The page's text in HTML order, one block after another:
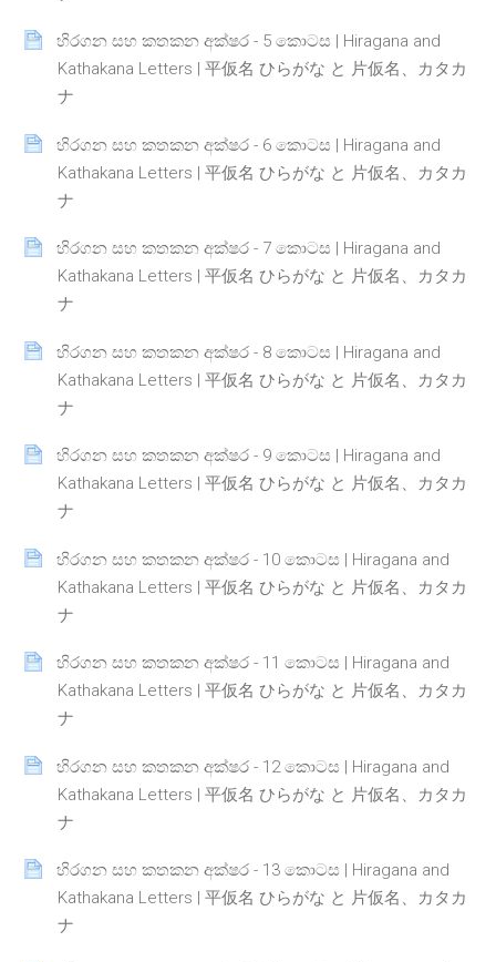
හිරගන සහ කතකන අක්ෂර - 5 කොටස | Hiragana and
Kathakana Letters | 平仮名 ひらがな と 片仮名、カタカ
ナ
Page
හිරගන සහ කතකන අක්ෂර - 6 කොටස | Hiragana and
Kathakana Letters | 平仮名 ひらがな と 片仮名、カタカ
ナ
Page
හිරගන සහ කතකන අක්ෂර - 7 කොටස | Hiragana and
Kathakana Letters | 平仮名 ひらがな と 片仮名、カタカ
ナ
Page
හිරගන සහ කතකන අක්ෂර - 8 කොටස | Hiragana and
Kathakana Letters | 平仮名 ひらがな と 片仮名、カタカ
ナ
Page
හිරගන සහ කතකන අක්ෂර - 9 කොටස | Hiragana and
Kathakana Letters | 平仮名 ひらがな と 片仮名、カタカ
ナ
Page
හිරගන සහ කතකන අක්ෂර - 10 කොටස | Hiragana and
Kathakana Letters | 平仮名 ひらがな と 片仮名、カタカ
ナ
Page
හිරගන සහ කතකන අක්ෂර - 11 කොටස | Hiragana and
Kathakana Letters | 平仮名 ひらがな と 片仮名、カタカ
ナ
Page
හිරගන සහ කතකන අක්ෂර - 12 කොටස | Hiragana and
Kathakana Letters | 平仮名 ひらがな と 片仮名、カタカ
ナ
Page
හිරගන සහ කතකන අක්ෂර - 13 කොටස | Hiragana and
Kathakana Letters | 平仮名 ひらがな と 片仮名、カタカ
ナ
Page